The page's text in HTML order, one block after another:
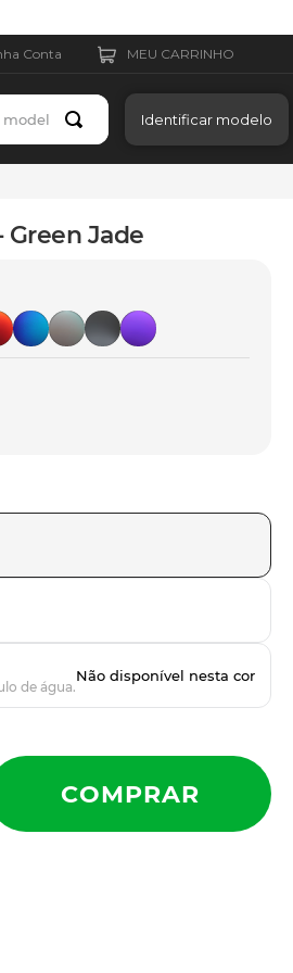
Conta
do modelo
Identificar modelo
Green Jade